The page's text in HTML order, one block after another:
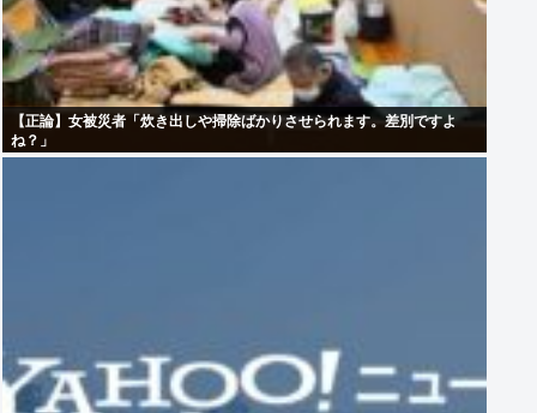
【正論】女被災者「炊き出しや掃除ばかりさせられます。差別ですよ
ね？」